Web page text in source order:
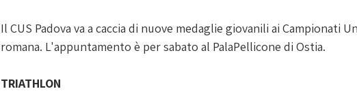
Il CUS Padova va a caccia di nuove medaglie giovanili ai Campionati
romana. L'appuntamento è per sabato al PalaPellicone di Ostia.
TRIATHLON